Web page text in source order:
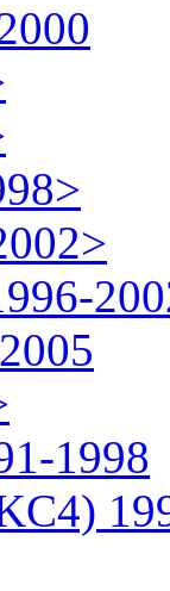
1998